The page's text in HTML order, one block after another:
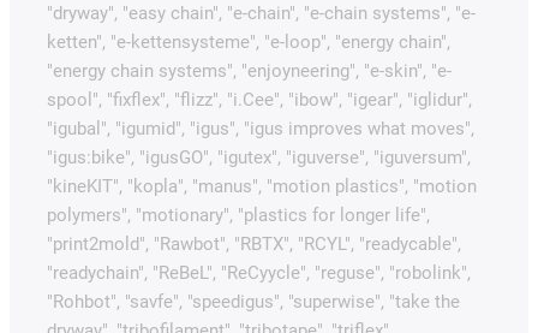
"dryway", "easy chain", "e-chain", "e-chain systems", "e-
ketten", "e-kettensysteme", "e-loop", "energy chain",
"energy chain systems", "enjoyneering", "e-skin", "e-
spool", "fixflex", "flizz", "i.Cee", "ibow", "igear", "iglidur",
"igubal", "igumid", "igus", "igus improves what moves",
"igus:bike", "igusGO", "igutex", "iguverse", "iguversum",
"kineKIT", "kopla", "manus", "motion plastics", "motion
polymers", "motionary", "plastics for longer life",
"print2mold", "Rawbot", "RBTX", "RCYL", "readycable",
"readychain", "ReBeL", "ReCyycle", "reguse", "robolink",
"Rohbot", "savfe", "speedigus", "superwise", "take the